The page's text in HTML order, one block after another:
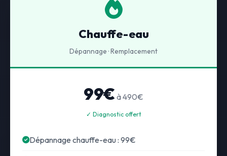
Chauffe-eau
Dépannage · Remplacement
99€ à 490€
✓ Diagnostic offert
Dépannage chauffe-eau : 99€